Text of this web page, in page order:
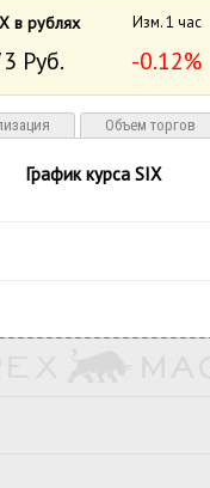
в рублях Изм. 1 час
Руб. -0.12%
Объем торгов
График курса SIX